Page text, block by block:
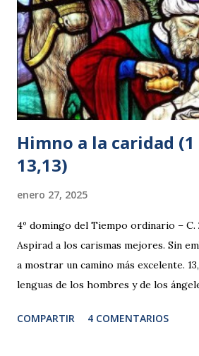
una de las declaraciones más
omnipotente de Aquel que ama a la
el punto de entregar a la muerte a su
Himno a la caridad
13,13)
enero 27, 2025
4º domingo del Tiempo ordinario – C.
Aspirad a los carismas mejores. Sin
a mostrar un camino más excelente.
lenguas de los hombres y de los
platillos. 2 Y aunque tuviera el don de
COMPARTIR 4 COMENTARIOS